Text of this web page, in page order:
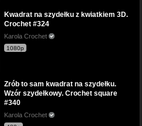
Kwadrat na szydełku z kwiatkiem 3D.
Crochet #324
Karola Crochet
1080p
Zrób to sam kwadrat na szydełku.
Wzór szydełkowy. Crochet square
#340
Karola Crochet